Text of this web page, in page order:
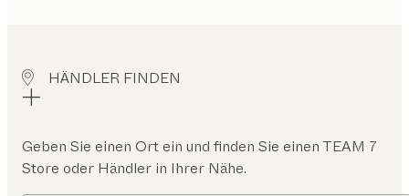
HÄNDLER FINDEN
Geben Sie einen Ort ein und finden Sie einen TEAM 7
Store oder Händler in Ihrer Nähe.